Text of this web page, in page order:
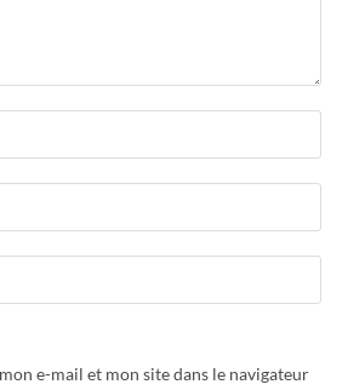
e-mail et mon site dans le navigateur